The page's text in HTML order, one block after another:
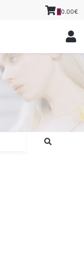
00.00€